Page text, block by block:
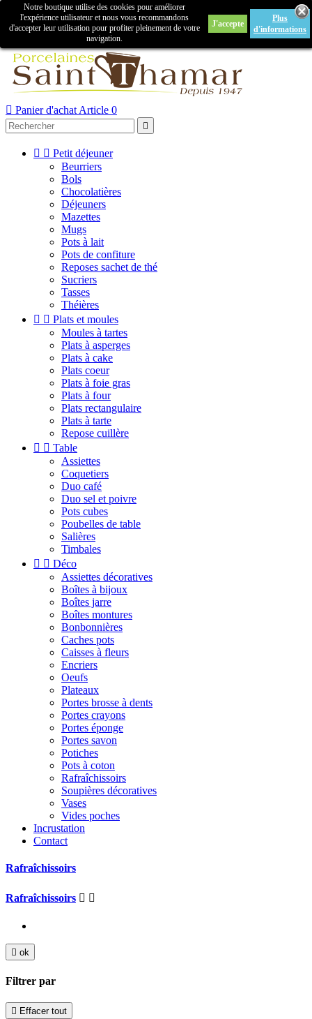
Créer un compteConnexion
 Panier d'achat Article 0

Notre boutique utilise des cookies pour améliorer
l'expérience utilisateur et nous vous recommandons
d'accepter leur utilisation pour profiter pleinement de votre
navigation.
J'accepte
Plus
d'informations
  Petit déjeuner
Beurriers
Bols
Chocolatières
Déjeuners
Mazettes
Mugs
Pots à lait
Pots de confiture
Reposes sachet de thé
Sucriers
Tasses
Théières
  Plats et moules
Moules à tartes
Plats à asperges
Plats à cake
Plats coeur
Plats à foie gras
Plats à four
Plats rectangulaire
Plats à tarte
Repose cuillère
  Table
Assiettes
Coquetiers
Duo café
Duo sel et poivre
Pots cubes
Poubelles de table
Salières
Timbales
  Déco
Assiettes décoratives
Boîtes à bijoux
Boîtes jarre
Boîtes montures
Bonbonnières
Caches pots
Caisses à fleurs
Encriers
Oeufs
Plateaux
Portes brosse à dents
Portes crayons
Portes éponge
Portes savon
Potiches
Pots à coton
Rafraîchissoirs
Soupières décoratives
Vases
Vides poches
Incrustation
Contact
Rafraîchissoirs
Rafraîchissoirs  
 ok
Filtrer par
 Effacer tout